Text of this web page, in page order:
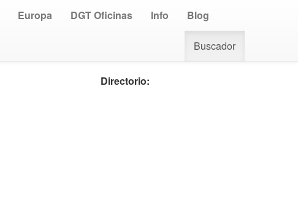
Europa DGT Oficinas Info Blog
Buscador
Directorio: